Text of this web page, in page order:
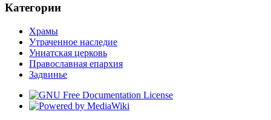
Категории
Храмы
Утраченное наследие
Униатская церковь
Православная епархия
Задвинье